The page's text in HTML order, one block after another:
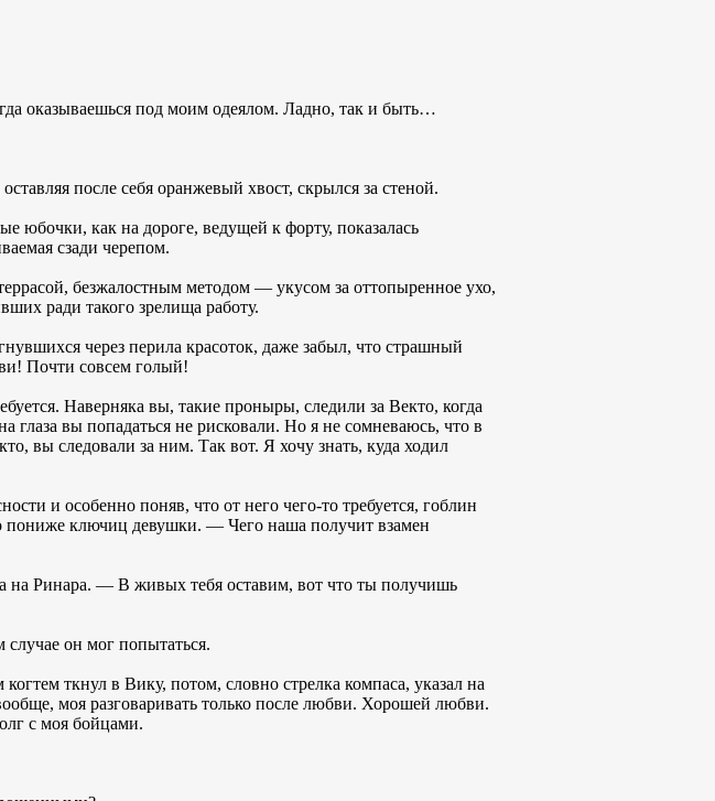
оказываешься под моим одеялом. Ладно, так и быть…
после себя оранжевый хвост, скрылся за стеной.
как на дороге, ведущей к форту, показалась
сзади черепом.
безжалостным методом — укусом за оттопыренное ухо,
ради такого зрелища работу.
через перила красоток, даже забыл, что страшный
Почти совсем голый!
Наверняка вы, такие проныры, следили за Векто, когда
вы попадаться не рисковали. Но я не сомневаюсь, что в
вы следовали за ним. Так вот. Я хочу знать, куда ходил
и особенно поняв, что от него чего-то требуется, гоблин
пониже ключиц девушки. — Чего наша получит взамен
Ринара. — В живых тебя оставим, вот что ты получишь
он мог попытаться.
ткнул в Вику, потом, словно стрелка компаса, указал на
моя разговаривать только после любви. Хорошей любви.
с моя бойцами.